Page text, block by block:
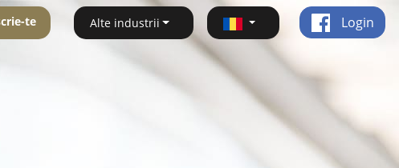
te Alte industrii Login